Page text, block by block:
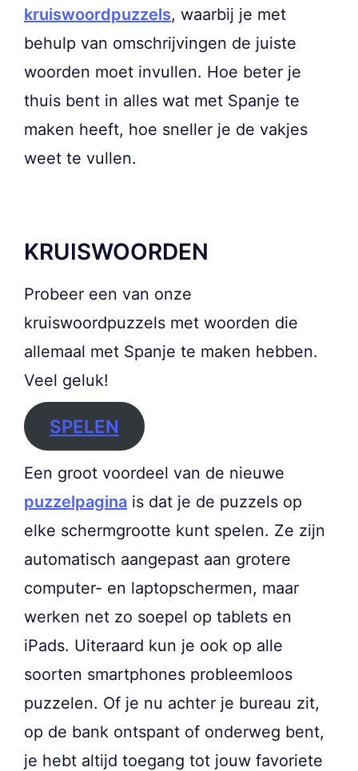
kruiswoordpuzzels, waarbij je met
behulp van omschrijvingen de juiste
woorden moet invullen. Hoe beter je
thuis bent in alles wat met Spanje te
maken heeft, hoe sneller je de vakjes
weet te vullen.
KRUISWOORDEN
Probeer een van onze
kruiswoordpuzzels met woorden die
allemaal met Spanje te maken hebben.
Veel geluk!
SPELEN
Een groot voordeel van de nieuwe
puzzelpagina is dat je de puzzels op
elke schermgrootte kunt spelen. Ze zijn
automatisch aangepast aan grotere
computer- en laptopschermen, maar
werken net zo soepel op tablets en
iPads. Uiteraard kun je ook op alle
soorten smartphones probleemloos
puzzelen. Of je nu achter je bureau zit,
op de bank ontspant of onderweg bent,
je hebt altijd toegang tot jouw favoriete